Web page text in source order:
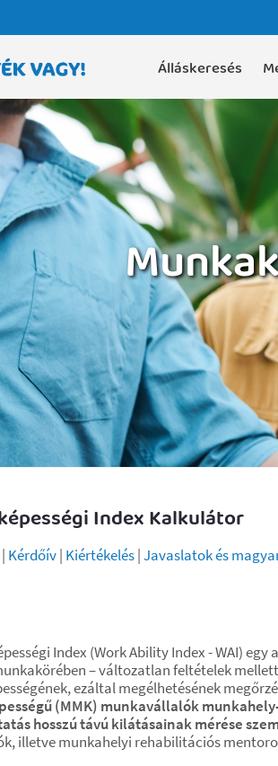
Álláskeresés
Index Kalkulátor
| Kérdőív| Kiértékelés|Javaslatok és
Index (Work Ability Index - WAI)
– változatlan feltételek
ezáltal megélhetésének
(MMK) munkavállalók
hosszú távú kilátásainak mérése
illetve munkahelyi rehabilitációs